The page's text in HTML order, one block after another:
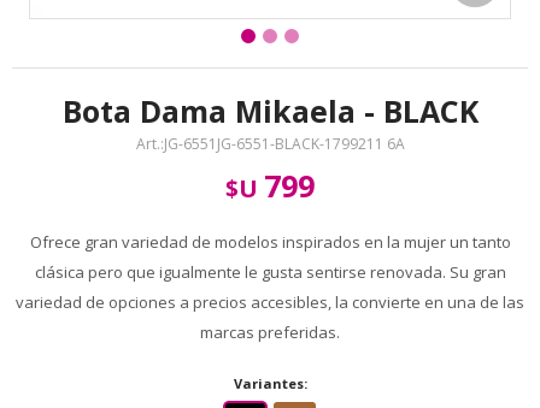
Bota Dama Mikaela - BLACK
JG-6551JG-6551-BLACK-1799211 6A
$U 799
Ofrece gran variedad de modelos inspirados en la mujer un tanto
clásica pero que igualmente le gusta sentirse renovada. Su gran
variedad de opciones a precios accesibles, la convierte en una de las
marcas preferidas.
Variantes: